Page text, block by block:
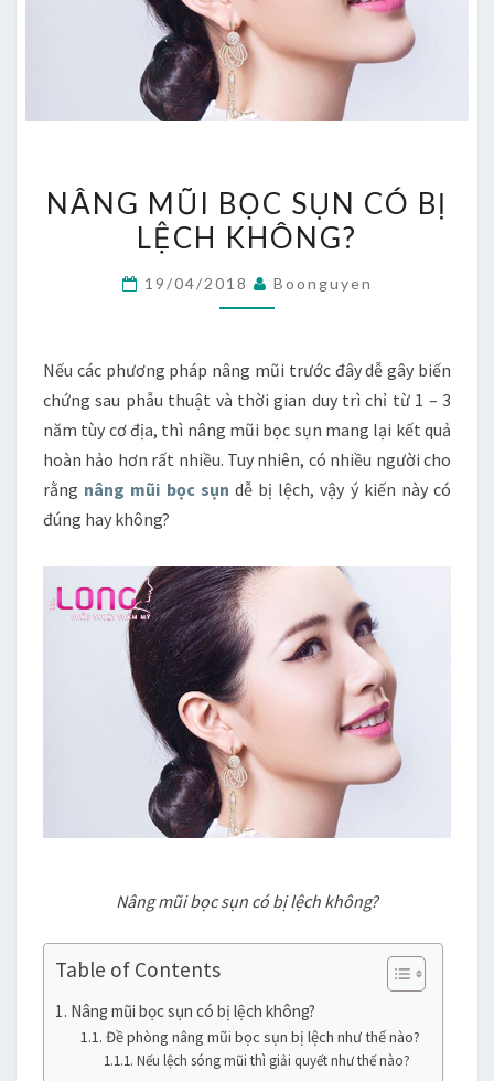
MŨI
BỌC
CÓ
KHÔNG?
NÂNG MŨI BỌC SỤN CÓ BỊ
LỆCH KHÔNG?
19/04/2018 Boonguyen
Nếu các phương pháp nâng mũi trước đây dễ gây biến
chứng sau phẫu thuật và thời gian duy trì chỉ từ 1 – 3
năm tùy cơ địa, thì nâng mũi bọc sụn mang lại kết quả
hoàn hảo hơn rất nhiều. Tuy nhiên, có nhiều người cho
rằng nâng mũi bọc sụn dễ bị lệch, vậy ý kiến này có
đúng hay không?
Nâng mũi bọc sụn có bị lệch không?
Table of Contents
Nâng mũi bọc sụn có bị lệch không?
Đề phòng nâng mũi bọc sụn bị lệch như thế nào?
Nếu lệch sóng mũi thì giải quyết như thế nào?